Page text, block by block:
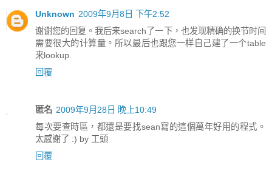
Unknown 2009年9月8日 下午2:52
谢谢您的回复。我后来search了一下，也发现精确的换节时间
需要很大的计算量。所以最后也跟您一样自己建了一个table
来lookup.
回覆
匿名 2009年9月28日 晚上10:49
每次要查時區，都還是要找sean寫的這個萬年好用的程式。
太感謝了 :) by 工頭
回覆